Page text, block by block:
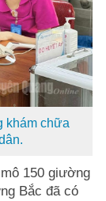
khám chữa
150 giường
Bắc đã có